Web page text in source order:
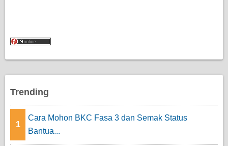
Trending
1
Cara Mohon BKC Fasa 3 dan Semak Status
Bantua...